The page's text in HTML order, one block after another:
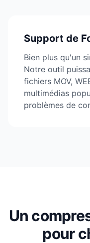
Support de
Bien plus qu'un
Notre outil
fichiers MOV,
multimédias
problèmes de
Un
pour